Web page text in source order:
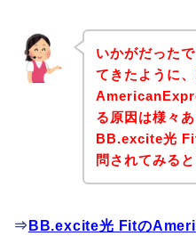
いかがだった
てきたように
る原因は様々
BB.excite光
問されてみる
⇒ BB.excite光 Fitの